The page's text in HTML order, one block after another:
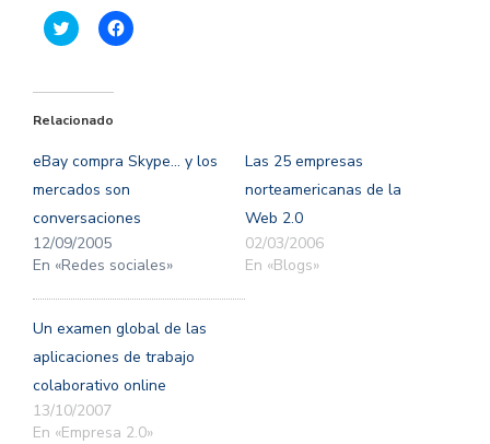
Haz
clic
Twitter
abre
ventana
nueva)
Haz
clic
una
ventana
Relacionado
eBay compra Skype… y los
mercados son
conversaciones
12/09/2005
En «Redes sociales»
Las 25 empresas
norteamericanas de la
Web 2.0
02/03/2006
En «Blogs»
Un examen global de las
aplicaciones de trabajo
colaborativo online
13/10/2007
En «Empresa 2.0»